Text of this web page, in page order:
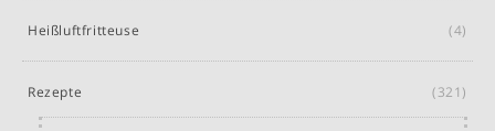
Heißluftfritteuse (4)
Rezepte (321)